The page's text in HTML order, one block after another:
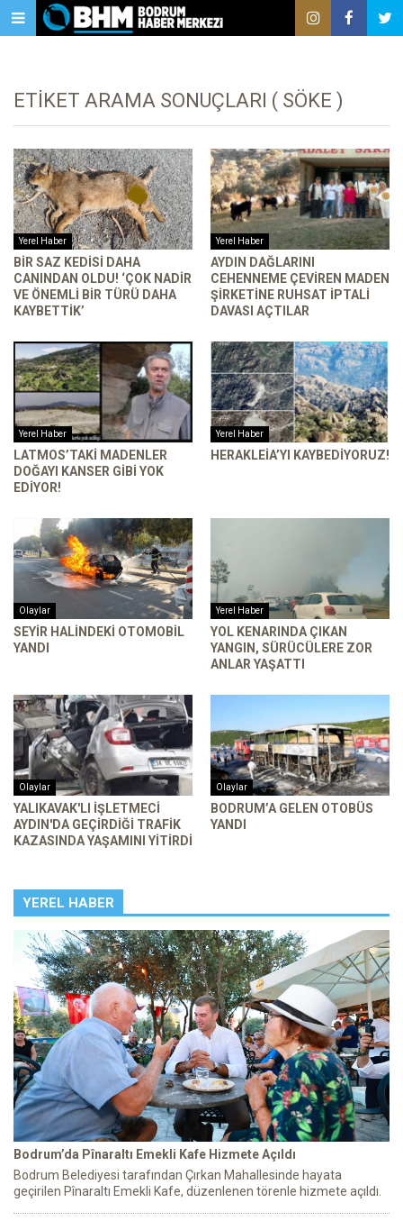
ETIKET ARAMA SONUÇLARI ( SÖKE )
Yerel Haber
BIR SAZ KEDISI DAHA
CANINDAN OLDU! ‘ÇOK NADIR
VE ÖNEMLI BIR TÜRÜ DAHA
KAYBETTIK’
Yerel Haber
AYDIN DAĞLARINI
CEHENNEME ÇEVIREN MADEN
ŞIRKETINE RUHSAT IPTALI
DAVASI AÇTILAR
Yerel Haber
LATMOS’TAKI MADENLER
DOĞAYI KANSER GİBİ YOK
EDIYOR!
Yerel Haber
HERAKLEIA’YI KAYBEDIYORUZ!
Olaylar
SEYIR HALINDEKI OTOMOBIL
YANDI
Yerel Haber
YOL KENARINDA ÇIKAN
YANGIN, SÜRÜCÜLERE ZOR
ANLAR YAŞATTI
Olaylar
YALIKAVAK'LI İŞLETMECİ
AYDIN'DA GEÇİRDİĞİ TRAFİK
KAZASINDA YAŞAMINI YİTİRDİ
Olaylar
BODRUM’A GELEN OTOBÜS
YANDI
YEREL HABER
Bodrum’da Pînaraltı Emekli Kafe Hizmete Açıldı
Bodrum Belediyesi tarafından Çırkan Mahallesinde hayata
geçirilen Pînaraltı Emekli Kafe, düzenlenen törenle hizmete açıldı.